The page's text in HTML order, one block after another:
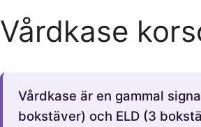
Vårdkase
Vårdkase är en gammal
bokstäver) och ELD (3